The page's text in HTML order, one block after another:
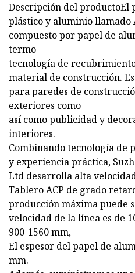
Descripción del productoEl
plástico y aluminio llamado
compuesto por papel de
termo
tecnología de
material de construcción.
para paredes de
exteriores como
así como publicidad y
interiores.
Combinando tecnología de
y experiencia práctica,
Ltd desarrolla alta
Tablero ACP de grado
producción máxima puede
velocidad de la línea es de
900-1560 mm,
El espesor del papel de
mm.